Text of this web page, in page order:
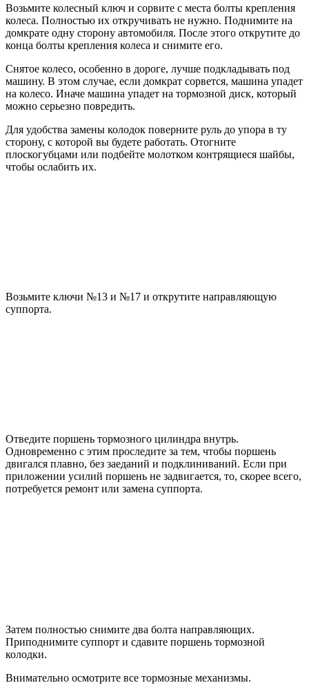
Возьмите колесный ключ и сорвите с места болты крепления
колеса. Полностью их откручивать не нужно. Поднимите на
домкрате одну сторону автомобиля. После этого открутите до
конца болты крепления колеса и снимите его.
Снятое колесо, особенно в дороге, лучше подкладывать под
машину. В этом случае, если домкрат сорвется, машина упадет
на колесо. Иначе машина упадет на тормозной диск, который
можно серьезно повредить.
Для удобства замены колодок поверните руль до упора в ту
сторону, с которой вы будете работать. Отогните
плоскогубцами или подбейте молотком контрящиеся шайбы,
чтобы ослабить их.
Возьмите ключи №13 и №17 и открутите направляющую
суппорта.
Отведите поршень тормозного цилиндра внутрь.
Одновременно с этим проследите за тем, чтобы поршень
двигался плавно, без заеданий и подклиниваний. Если при
приложении усилий поршень не задвигается, то, скорее всего,
потребуется ремонт или замена суппорта.
Затем полностью снимите два болта направляющих.
Приподнимите суппорт и сдавите поршень тормозной
колодки.
Внимательно осмотрите все тормозные механизмы.